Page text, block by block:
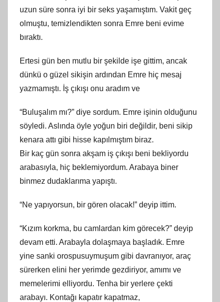
uzun süre sonra iyi bir seks yaşamıştım. Vakit geç
olmuştu, temizlendikten sonra Emre beni evime
bıraktı.
Ertesi gün ben mutlu bir şekilde işe gittim, ancak
dünkü o güzel sikişin ardından Emre hiç mesaj
yazmamıştı. İş çıkışı onu aradım ve
“Buluşalım mı?” diye sordum. Emre işinin olduğunu
söyledi. Aslında öyle yoğun biri değildir, beni sikip
kenara attı gibi hisse kapılmıştım biraz.
Bir kaç gün sonra akşam iş çıkışı beni bekliyordu
arabasıyla, hiç beklemiyordum. Arabaya biner
binmez dudaklarıma yapıştı.
“Ne yapıyorsun, bir gören olacak!” deyip ittim.
“Kızım korkma, bu camlardan kim görecek?” deyip
devam etti. Arabayla dolaşmaya başladık. Emre
yine sanki orospusuymuşum gibi davranıyor, araç
sürerken elini her yerimde gezdiriyor, amımı ve
memelerimi elliyordu. Tenha bir yerlere çekti
arabayı. Kontağı kapatır kapatmaz,